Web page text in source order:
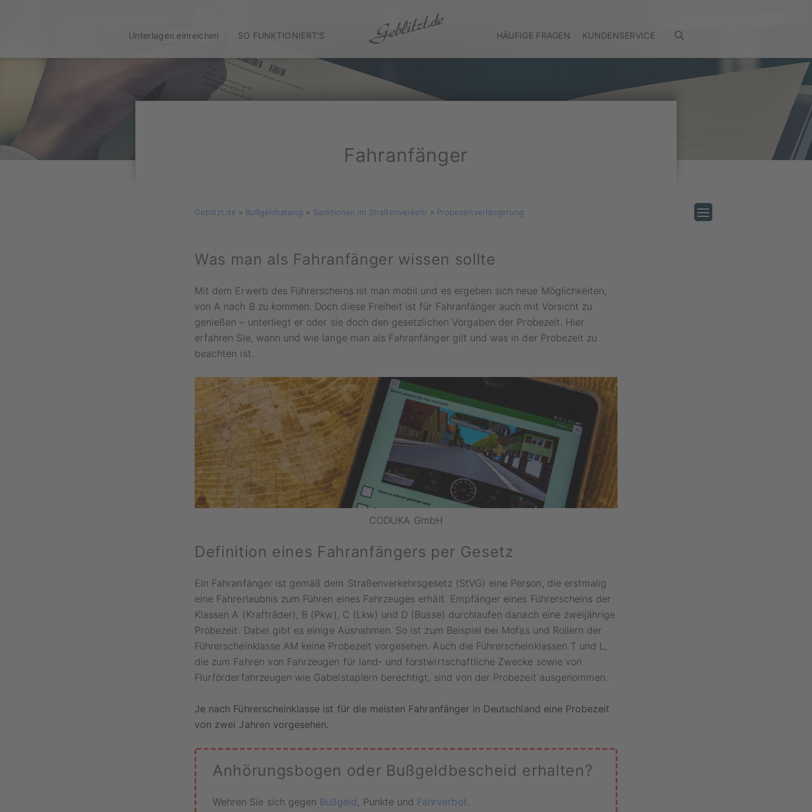
Unterlagen einreichen SO FUNKTIONIERT'S HÄUFIGE FRAGEN KUNDENSERVICE
Fahranfänger
Geblitzt.de » Bußgeldkatalog » Sanktionen im Straßenverkehr » Probezeitverlängerung
Was man als Fahranfänger wissen sollte
Mit dem Erwerb des Führerscheins ist man mobil und es ergeben sich neue Möglichkeiten,
von A nach B zu kommen. Doch diese Freiheit ist für Fahranfänger auch mit Vorsicht zu
genießen – unterliegt er oder sie doch den gesetzlichen Vorgaben der Probezeit. Hier
erfahren Sie, wann und wie lange man als Fahranfänger gilt und was in der Probezeit zu
beachten ist.
CODUKA GmbH
Definition eines Fahranfängers per Gesetz
Ein Fahranfänger ist gemäß dem Straßenverkehrsgesetz (StVG) eine Person, die erstmalig
eine Fahrerlaubnis zum Führen eines Fahrzeuges erhält. Empfänger eines Führerscheins der
Klassen A (Krafträder), B (Pkw), C (Lkw) und D (Busse) durchlaufen danach eine zweijährige
Probezeit. Dabei gibt es einige Ausnahmen. So ist zum Beispiel bei Mofas und Rollern der
Führerscheinklasse AM keine Probezeit vorgesehen. Auch die Führerscheinklassen T und L,
die zum Fahren von Fahrzeugen für land- und forstwirtschaftliche Zwecke sowie von
Flurförderfahrzeugen wie Gabelstaplern berechtigt, sind von der Probezeit ausgenommen.
Je nach Führerscheinklasse ist für die meisten Fahranfänger in Deutschland eine Probezeit
von zwei Jahren vorgesehen.
Anhörungsbogen oder Bußgeldbescheid erhalten?
Wehren Sie sich gegen Bußgeld , Punkte und Fahrverbot